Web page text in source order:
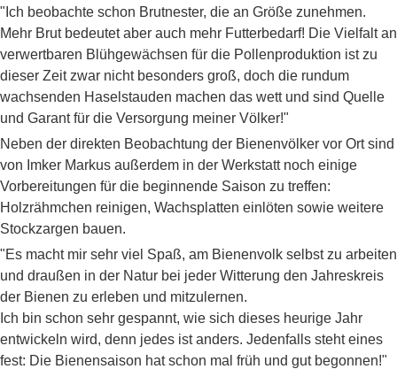
"Ich beobachte schon Brutnester, die an Größe zunehmen.
Mehr Brut bedeutet aber auch mehr Futterbedarf! Die Vielfalt an
verwertbaren Blühgewächsen für die Pollenproduktion ist zu
dieser Zeit zwar nicht besonders groß, doch die rundum
wachsenden Haselstauden machen das wett und sind Quelle
und Garant für die Versorgung meiner Völker!"
Neben der direkten Beobachtung der Bienenvölker vor Ort sind
von Imker Markus außerdem in der Werkstatt noch einige
Vorbereitungen für die beginnende Saison zu treffen:
Holzrähmchen reinigen, Wachsplatten einlöten sowie weitere
Stockzargen bauen.
"Es macht mir sehr viel Spaß, am Bienenvolk selbst zu arbeiten
und draußen in der Natur bei jeder Witterung den Jahreskreis
der Bienen zu erleben und mitzulernen.
Ich bin schon sehr gespannt, wie sich dieses heurige Jahr
entwickeln wird, denn jedes ist anders. Jedenfalls steht eines
fest: Die Bienensaison hat schon mal früh und gut begonnen!"